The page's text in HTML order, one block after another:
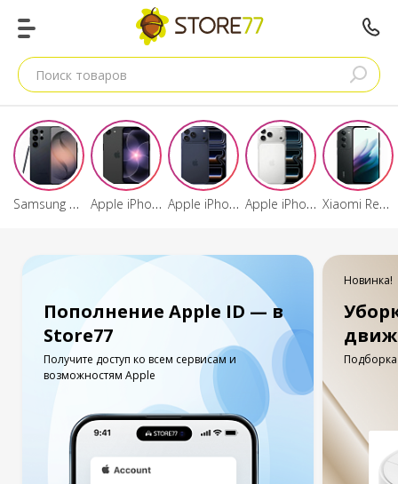
Поиск товаров
Samsung Galaxy S26 Ultra Apple iPhone 17e Apple iPhone 17 Pro Max Apple iPhone 17 Pro Xiaomi Redmi 15/15C
Пополнение Apple ID — в
Store77
Получите доступ ко всем сервисам и
возможностям Apple
Новинка!